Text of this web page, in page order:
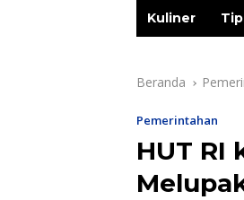
Kuliner
Beranda
Pemerintahan
HUT RI